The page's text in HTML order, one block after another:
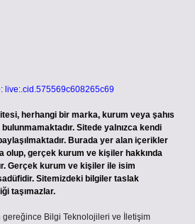
live:.cid.575569c608265c69
herhangi bir marka, kurum veya şahıs
Sitede yalnızca kendi
Burada yer alan içerikler
olup, gerçek kurum ve kişiler hakkında
Gerçek kurum ve kişiler ile isim
Sitemizdeki bilgiler taslak
taşımazlar.
gereğince Bilgi Teknolojileri ve İletişim